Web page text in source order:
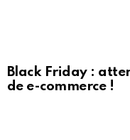
Black Friday :
de e-commerce !